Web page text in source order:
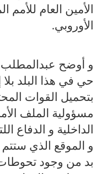
الأمين العام للأمم
الأوروبي.
و أوضح
حي في هذا البلد
بتحميل القوات
مسؤولية الملف
الداخلية و الدفاع
و الموقع الذي ستتم